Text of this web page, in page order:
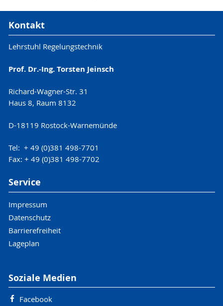
Kontakt
Lehrstuhl Regelungstechnik
Prof. Dr.-Ing. Torsten Jeinsch
Richard-Wagner-Str. 31
Haus 8, Raum 8132
D-18119 Rostock-Warnemünde
Tel: + 49 (0)381 498-7701
Fax: + 49 (0)381 498-7702
Service
Impressum
Datenschutz
Barrierefreiheit
Lageplan
Soziale Medien
Facebook